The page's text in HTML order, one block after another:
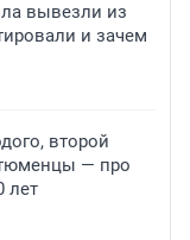
вывезли из
и зачем
второй
тюменцы — про
лет